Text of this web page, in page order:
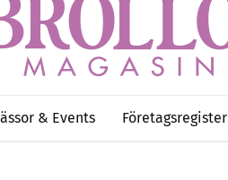
& Events Företagsregister